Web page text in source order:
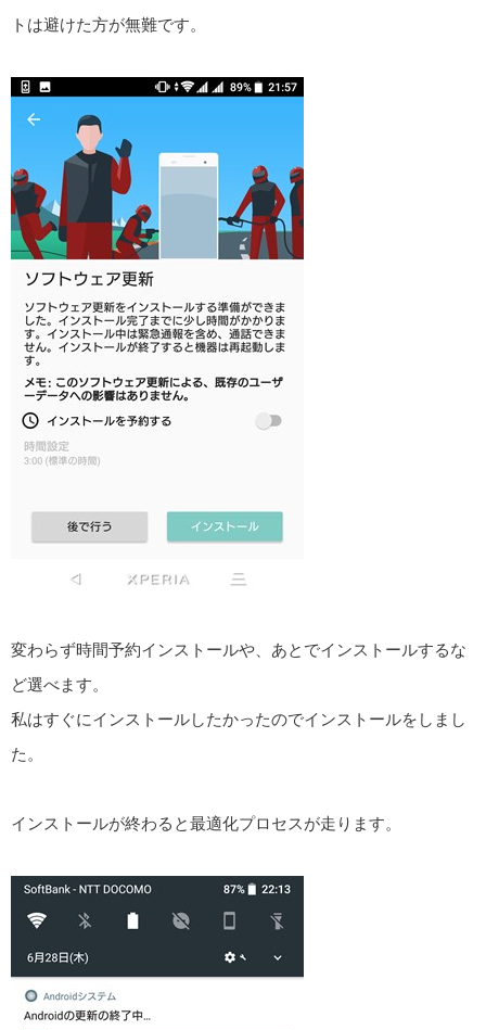
トは避けた方が無難です。
変わらず時間予約インストールや、あとでインストールするな
ど選べます。
私はすぐにインストールしたかったのでインストールをしまし
た。
インストールが終わると最適化プロセスが走ります。